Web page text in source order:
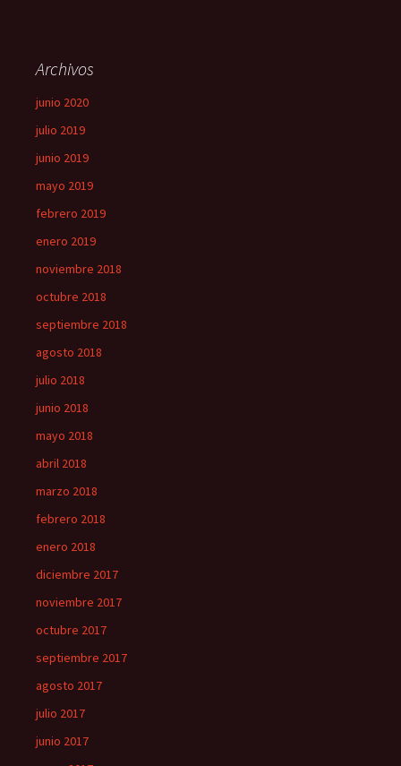
Archivos
junio 2020
julio 2019
junio 2019
mayo 2019
febrero 2019
enero 2019
noviembre 2018
octubre 2018
septiembre 2018
agosto 2018
julio 2018
junio 2018
mayo 2018
abril 2018
marzo 2018
febrero 2018
enero 2018
diciembre 2017
noviembre 2017
octubre 2017
septiembre 2017
agosto 2017
julio 2017
junio 2017